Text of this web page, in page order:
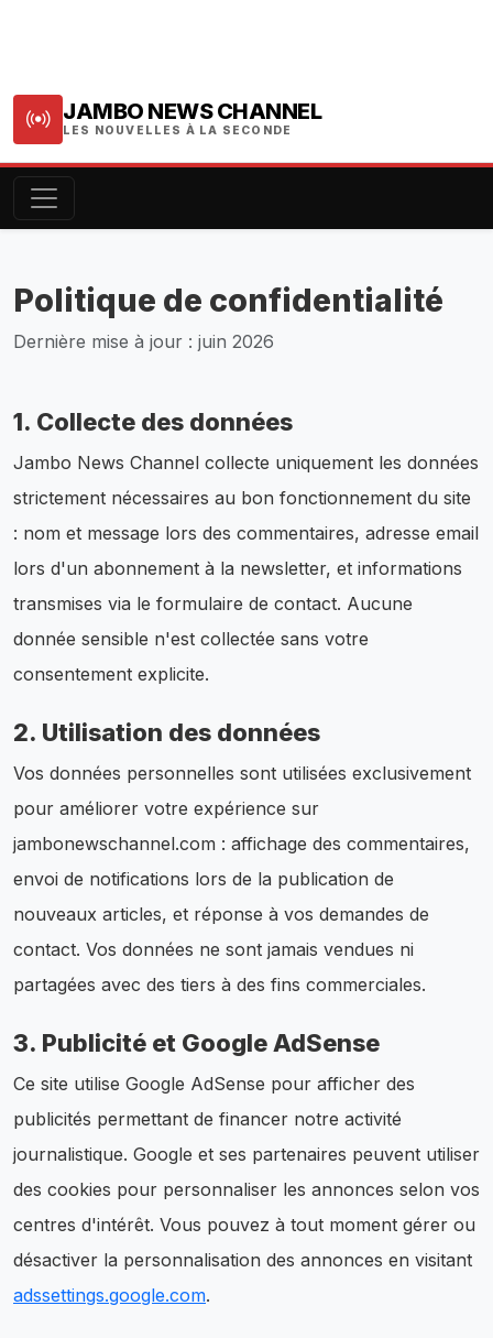
JAMBO NEWS CHANNEL
LES NOUVELLES À LA SECONDE
Politique de confidentialité
Dernière mise à jour : juin 2026
1. Collecte des données
Jambo News Channel collecte uniquement les données
strictement nécessaires au bon fonctionnement du site
: nom et message lors des commentaires, adresse email
lors d'un abonnement à la newsletter, et informations
transmises via le formulaire de contact. Aucune
donnée sensible n'est collectée sans votre
consentement explicite.
2. Utilisation des données
Vos données personnelles sont utilisées exclusivement
pour améliorer votre expérience sur
jambonewschannel.com : affichage des commentaires,
envoi de notifications lors de la publication de
nouveaux articles, et réponse à vos demandes de
contact. Vos données ne sont jamais vendues ni
partagées avec des tiers à des fins commerciales.
3. Publicité et Google AdSense
Ce site utilise Google AdSense pour afficher des
publicités permettant de financer notre activité
journalistique. Google et ses partenaires peuvent utiliser
des cookies pour personnaliser les annonces selon vos
centres d'intérêt. Vous pouvez à tout moment gérer ou
désactiver la personnalisation des annonces en visitant
adssettings.google.com.